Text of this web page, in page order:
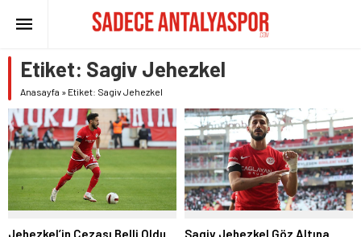
Etiket: Sagiv Jehezkel
Anasayfa » Etiket: Sagiv Jehezkel
Jehezkel’in Cezası Belli Oldu
Sagiv Jehezkel Göz Altına